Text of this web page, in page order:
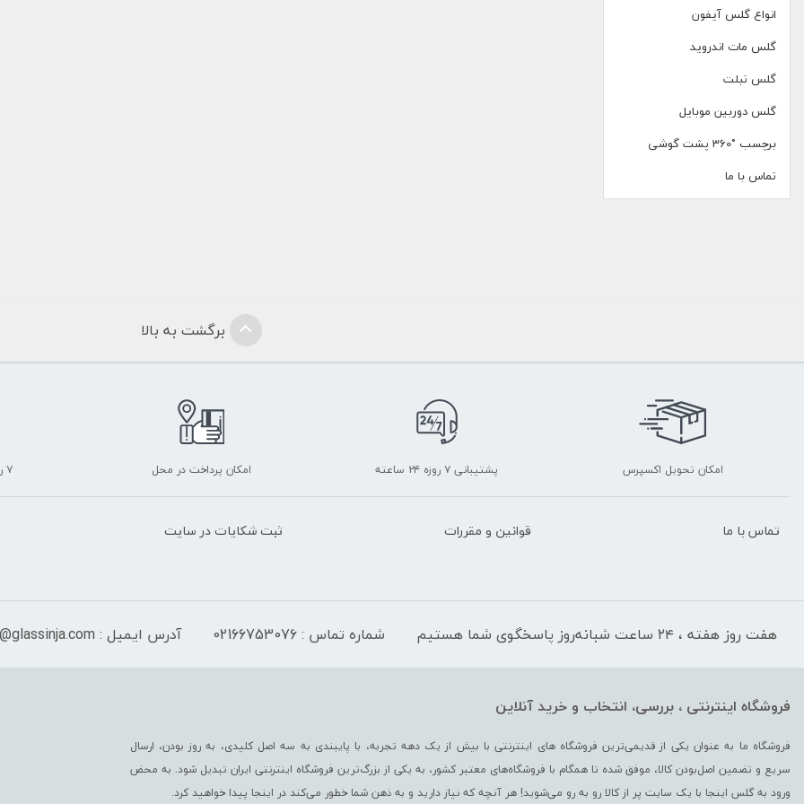
انواع گلس آیفون
گلس مات اندروید
گلس تبلت
گلس دوربین موبایل
برچسب °360 پشت گوشی
تماس با ما
برگشت به بالا
امکان تحویل اکسپرس پشتیبانی ۷ روزه ۲۴ ساعته امکان پرداخت در محل ۷ روز ضمانت بازگشت
تماس با ما قوانین و مقررات ثبت شکایات در سایت
هفت روز هفته ، ۲۴ ساعت شبانه‌روز پاسخگوی شما هستیم شماره تماس : 02166753076 آدرس ایمیل : info@glassinja.com
فروشگاه اینترنتی ، بررسی، انتخاب و خرید آنلاین
فروشگاه ما به عنوان یکی از قدیمی‌ترین فروشگاه های اینترنتی با بیش از یک دهه تجربه، با پایبندی به سه اصل کلیدی، به روز بودن، ارسال
سریع و تضمین اصل‌بودن کالا، موفق شده تا همگام با فروشگاه‌های معتبر کشور، به یکی از بزرگ‌ترین فروشگاه اینترنتی ایران تبدیل شود. به محض
ورود به گلس اینجا با یک سایت پر از کالا رو به رو می‌شوید! هر آنچه که نیاز دارید و به ذهن شما خطور می‌کند در اینجا پیدا خواهید کرد.